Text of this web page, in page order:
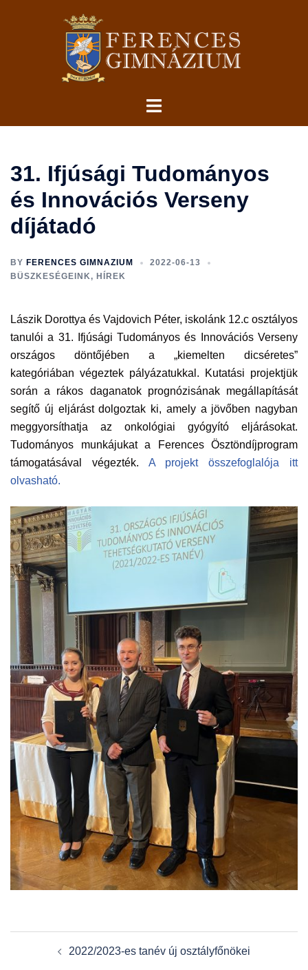
Toggle
31. Ifjúsági Tudományos
és Innovációs Verseny
díjátadó
BY FERENCES GIMNAZIUM
2022-06-13
BÜSZKESÉGEINK, HÍREK
Lászik Dorottya és Vajdovich Péter, iskolánk 12.c osztályos
tanulói a 31. Ifjúsági Tudományos és Innovációs Verseny
országos döntőjében a „kiemelten dicséretes”
kategóriában végeztek pályázatukkal. Kutatási projektjük
során a rákos daganatok prognózisának megállapítását
segítő új eljárást dolgoztak ki, amely a jövőben nagyban
meggyorsíthatja az onkológiai gyógyító eljárásokat.
Tudományos munkájukat a Ferences Ösztöndíjprogram
támogatásával végezték. A projekt összefoglalója itt
olvasható.
navigation2022/2023-es tanév új osztályfőnökei